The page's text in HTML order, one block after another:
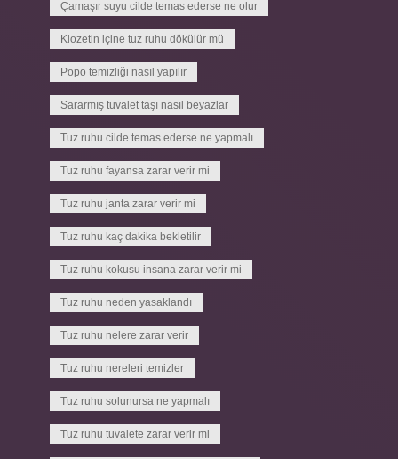
Çamaşır suyu cilde temas ederse ne olur
Klozetin içine tuz ruhu dökülür mü
Popo temizliği nasıl yapılır
Sararmış tuvalet taşı nasıl beyazlar
Tuz ruhu cilde temas ederse ne yapmalı
Tuz ruhu fayansa zarar verir mi
Tuz ruhu janta zarar verir mi
Tuz ruhu kaç dakika bekletilir
Tuz ruhu kokusu insana zarar verir mi
Tuz ruhu neden yasaklandı
Tuz ruhu nelere zarar verir
Tuz ruhu nereleri temizler
Tuz ruhu solunursa ne yapmalı
Tuz ruhu tuvalete zarar verir mi